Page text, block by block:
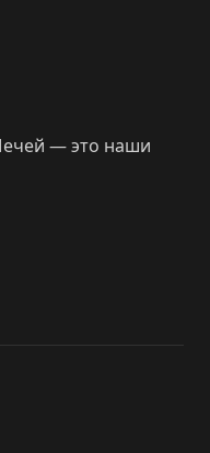
— это наши